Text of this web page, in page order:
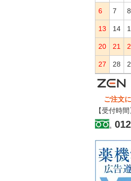
6 7 8
13 14
20 21
27 28
ご注文
【受付時